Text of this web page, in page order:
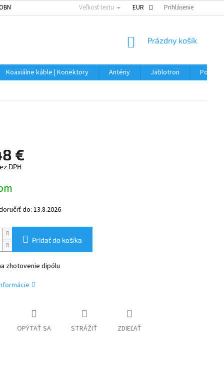
ÚDAJOV Veľkosť textu EUR Prihlásenie
NÁKUPNÝ
Prázdny košík
Koaxiálne káble | Konektory Antény Jablotron
€
DPH
do: 13.8.2026
Pridať do košíka
zhotovenie dipólu
OPÝTAŤ SA STRÁŽIŤ ZDIEĽAŤ